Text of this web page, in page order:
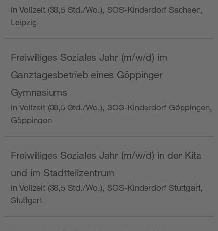
in Vollzeit (38,5 Std./Wo.), SOS-Kinderdorf Sachsen,
Leipzig
Freiwilliges Soziales Jahr (m/w/d) im
Ganztagesbetrieb eines Göppinger
Gymnasiums
in Vollzeit (38,5 Std./Wo.), SOS-Kinderdorf Göppingen,
Göppingen
Freiwilliges Soziales Jahr (m/w/d) in der Kita
und im Stadtteilzentrum
in Vollzeit (38,5 Std./Wo.), SOS-Kinderdorf Stuttgart,
Stuttgart